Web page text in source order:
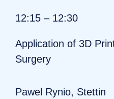
12:15 – 12:30
Application of 3D
Surgery
Pawel Rynio, Stettin